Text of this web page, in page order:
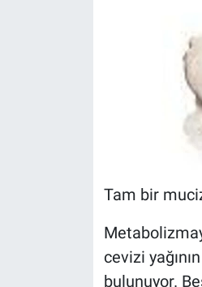
Tam bir
cevizi
bulunuyor.